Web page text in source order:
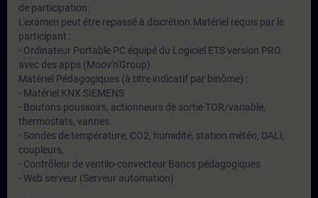
de participation.
L'examen peut être repassé à discrétion.Matériel requis par le
participant :
- Ordinateur Portable PC équipé du Logiciel ETS version PRO
avec des apps (Moov'n'Group)
Matériel Pédagogiques (à titre indicatif par binôme) :
- Matériel KNX SIEMENS
- Boutons poussoirs, actionneurs de sortie TOR/variable,
thermostats, vannes.
- Sondes de température, CO2, humidité, station météo, DALI,
coupleurs,
- Contrôleur de ventilo-convecteur Bancs pédagogiques
- Web serveur (Serveur automation)